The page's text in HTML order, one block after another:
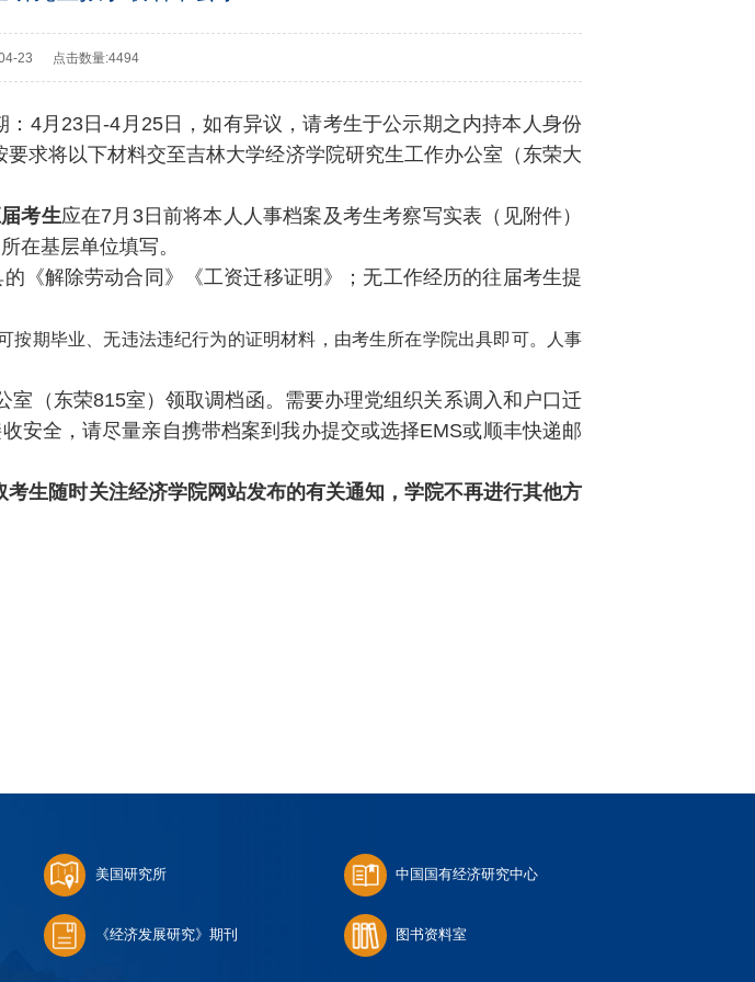
23 点击数量:4494
4月23日-4月25日，如有异议，请考生于公示期之内持本人身份
求将以下材料交至吉林大学经济学院研究生工作办公室（东荣大
考生应在7月3日前将本人人事档案及考生考察写实表（见附件）
在基层单位填写。
《解除劳动合同》《工资迁移证明》；无工作经历的往届考生提
按期毕业、无违法违纪行为的证明材料，由考生所在学院出具即可。人事
（东荣815室）领取调档函。需要办理党组织关系调入和户口迁
安全，请尽量亲自携带档案到我办提交或选择EMS或顺丰快递邮
生随时关注经济学院网站发布的有关通知，学院不再进行其他方
美国研究所 中国国有经济研究中心
《经济发展研究》期刊 图书资料室